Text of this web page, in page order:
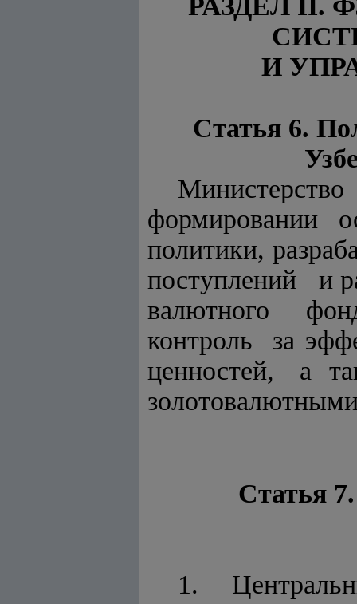
РАЗДЕЛ II.
И
Статья 6.
формировании
политики,
поступлений и
валютного
контроль за
ценностей, а
Статья
1.